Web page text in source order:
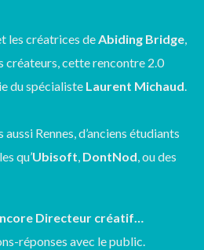
les créatrices deAbiding Bridge,
créateurs, cette rencontre 2.0
du spécialiste Laurent Michaud.
Rennes, d’anciens étudiants
qu’Ubisoft, DontNod, ou des
Directeur créatif…
réponses avec le public.